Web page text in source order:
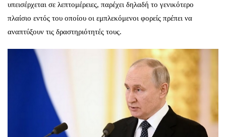
υπεισέρχεται σε λεπτομέρειες, παρέχει δηλαδή το γενικότερο
πλαίσιο εντός του οποίου οι εμπλεκόμενοι φορείς πρέπει να
αναπτύξουν τις δραστηριότητές τους.